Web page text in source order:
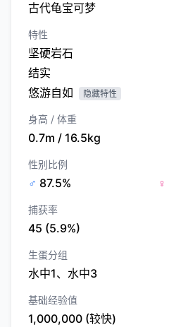
古代龟宝可梦
特性
坚硬岩石
结实
悠游自如
隐藏特性
身高 / 体重
0.7m / 16.5kg
性别比例
♂ 87.5% ♀
捕获率
45 (5.9%)
生蛋分组
水中1、水中3
基础经验值
1,000,000 (较快)